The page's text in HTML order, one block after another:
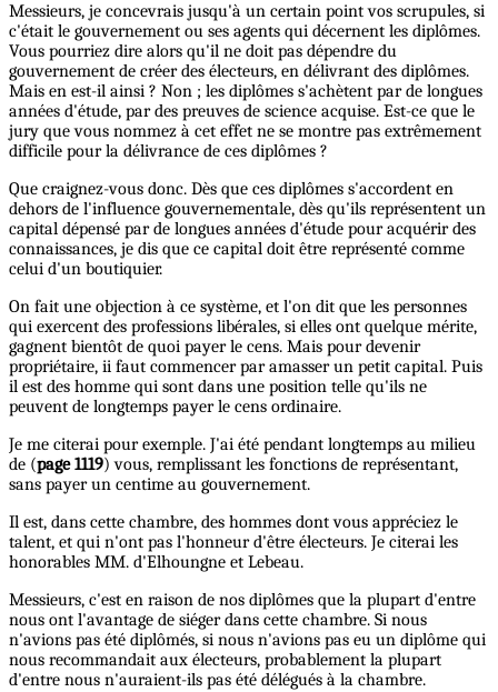
Messieurs, je concevrais jusqu'à un certain point vos scrupules, si
c'était le gouvernement ou ses agents qui décernent les diplômes.
Vous pourriez dire alors qu'il ne doit pas dépendre du
gouvernement de créer des électeurs, en délivrant des diplômes.
Mais en est-il ainsi ? Non ; les diplômes s'achètent par de longues
années d'étude, par des preuves de science acquise. Est-ce que le
jury que vous nommez à cet effet ne se montre pas extrêmement
difficile pour la délivrance de ces diplômes ?
Que craignez-vous donc. Dès que ces diplômes s'accordent en
dehors de l'influence gouvernementale, dès qu'ils représentent un
capital dépensé par de longues années d'étude pour acquérir des
connaissances, je dis que ce capital doit être représenté comme
celui d'un boutiquier.
On fait une objection à ce système, et l'on dit que les personnes
qui exercent des professions libérales, si elles ont quelque mérite,
gagnent bientôt de quoi payer le cens. Mais pour devenir
propriétaire, ii faut commencer par amasser un petit capital. Puis
il est des homme qui sont dans une position telle qu'ils ne
peuvent de longtemps payer le cens ordinaire.
Je me citerai pour exemple. J'ai été pendant longtemps au milieu
de (page 1119) vous, remplissant les fonctions de représentant,
sans payer un centime au gouvernement.
Il est, dans cette chambre, des hommes dont vous appréciez le
talent, et qui n'ont pas l'honneur d'être électeurs. Je citerai les
honorables MM. d'Elhoungne et Lebeau.
Messieurs, c'est en raison de nos diplômes que la plupart d'entre
nous ont l'avantage de siéger dans cette chambre. Si nous
n'avions pas été diplômés, si nous n'avions pas eu un diplôme qui
nous recommandait aux électeurs, probablement la plupart
d'entre nous n'auraient-ils pas été délégués à la chambre.